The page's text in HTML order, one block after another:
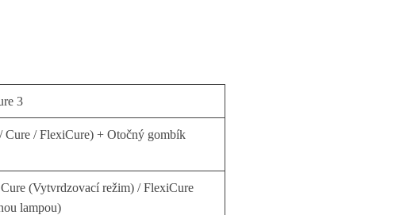
3
Cure / FlexiCure) + Otočný gombík
(Vytvrdzovací režim) / FlexiCure
lampou)